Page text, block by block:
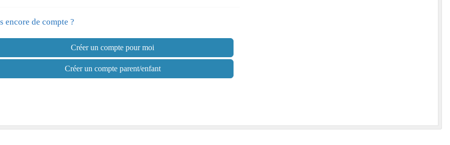
encore de compte ?
Créer un compte pour moi
Créer un compte parent/enfant